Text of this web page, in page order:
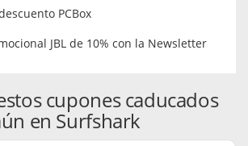
PCBox
JBL de 10% con la Newsletter
cupones caducados
en Surfshark